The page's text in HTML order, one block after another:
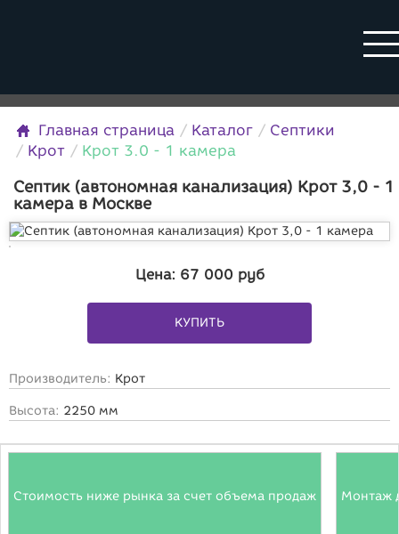
Главная страница Каталог
Септики
Крот
Крот 3.0 - 1 камера
Септик (автономная канализация) Крот 3,0 - 1
камера в Москве
Цена: 67 000руб
КУПИТЬ
Производитель: Крот
Высота: 2250 мм
Стоимость ниже рынка за счет объема продаж Монтаж